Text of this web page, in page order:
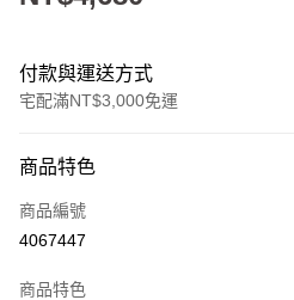
付款與運送方式
宅配滿NT$3,000免運
信用卡一次付款
LINE Pay
商品特色
商品編號
4067447
商品特色